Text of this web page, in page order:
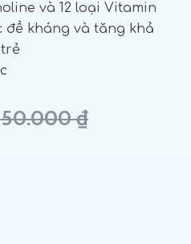
và 12 loại Vitamin
đề kháng và tăng khả
₫